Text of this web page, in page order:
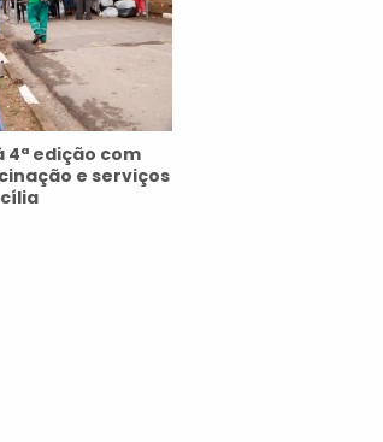
4ª edição com
e serviços